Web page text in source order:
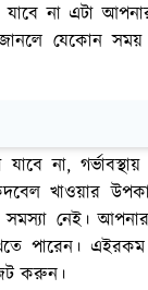
যাবে না এটা
যেকোন সময়
যাবে না,
খাওয়ার
নেই।
পারেন।
করুন।